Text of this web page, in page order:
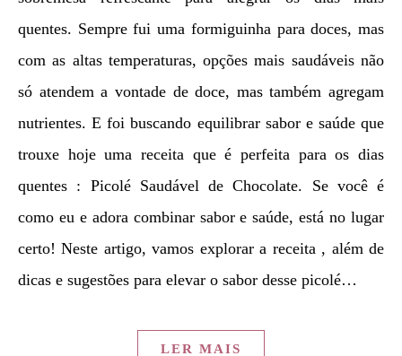
quentes. Sempre fui uma formiguinha para doces, mas
com as altas temperaturas, opções mais saudáveis não
só atendem a vontade de doce, mas também agregam
nutrientes. E foi buscando equilibrar sabor e saúde que
trouxe hoje uma receita que é perfeita para os dias
quentes : Picolé Saudável de Chocolate. Se você é
como eu e adora combinar sabor e saúde, está no lugar
certo! Neste artigo, vamos explorar a receita , além de
dicas e sugestões para elevar o sabor desse picolé…
LER MAIS